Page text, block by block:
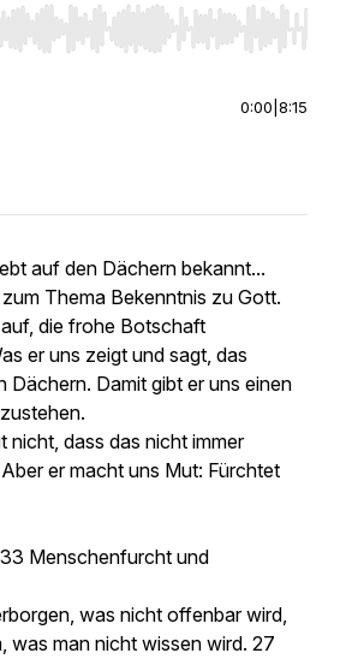
Right to seek, Home/End to jump
0:00 8:15
auf den Dächern bekannt...
Thema Bekenntnis zu Gott.
die frohe Botschaft
er uns zeigt und sagt, das
Dächern. Damit gibt er uns einen
nicht, dass das nicht immer
er macht uns Mut: Fürchtet
Menschenfurcht und
was nicht offenbar wird,
was man nicht wissen wird. 27